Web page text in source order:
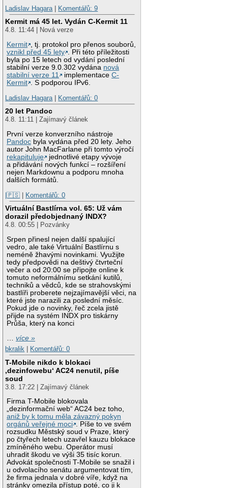
Ladislav Hagara | Komentářů: 9
Kermit má 45 let. Vydán C-Kermit 11
4.8. 11:44 | Nová verze
Kermit , tj. protokol pro přenos souborů,
vznikl před 45 lety . Při této příležitosti
byla po 15 letech od vydání poslední
stabilní verze 9.0.302 vydána nová
stabilní verze 11
implementaceC-
Kermit . S podporou IPv6.
Ladislav Hagara | Komentářů: 0
20 let Pandoc
4.8. 11:11 | Zajímavý článek
První verze konverzního nástroje
Pandoc byla vydána před 20 lety. Jeho
autor John MacFarlane při tomto výročí
rekapituluje
jednotlivé etapy vývoje
a přidávání nových funkcí – rozšíření
nejen Markdownu a podporu mnoha
dalších formátů.
|🇵🇸 | Komentářů: 0
Virtuální Bastlírna vol. 65: Už vám
dorazil předobjednaný INDX?
4.8. 00:55 | Pozvánky
Srpen přinesl nejen další spalující
vedro, ale také Virtuální Bastlírnu s
neméně žhavými novinkami. Využijte
tedy předpovědi na deštivý čtvrteční
večer a od 20:00 se připojte online k
tomuto neformálnímu setkání kutilů,
techniků a vědců, kde se strahovskými
bastlíři proberete nejzajímavější věci, na
které jste narazili za poslední měsíc.
Pokud jde o novinky, řeč zcela jistě
přijde na systém INDX pro tiskárny
Průša, který na konci
…více »
bkralik
Komentářů: 0
T-Mobile nikdo k blokaci
‚dezinfowebu‘ AC24 nenutil, píše
soud
3.8. 17:22 | Zajímavý článek
Firma T-Mobile blokovala
„dezinformační web“ AC24 bez toho,
aniž by k tomu měla závazný pokyn
orgánů veřejné moci . Píše to ve svém
rozsudku Městský soud v Praze, který
po čtyřech letech uzavřel kauzu blokace
zmíněného webu. Operátor musí
uhradit škodu ve výši 35 tisíc korun.
Advokát společnosti T-Mobile se snažil i
u odvolacího senátu argumentovat tím,
že firma jednala v dobré víře, když na
stránky omezila přístup poté, co ji k